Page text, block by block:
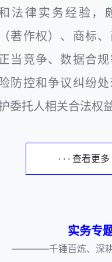
法律实务经验，
著作权）、商标
当竞争、数据合
防控和争议纠纷
委托人相关合法权益
· · · 查看更多
实务专
————千锤百炼、深